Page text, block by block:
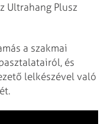
Ultrahang Plusz
a szakmai
és
lelkészével való